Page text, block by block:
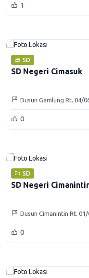
1
SD
SD Negeri Cimasuk
Dusun Gamlung Rt. 04/
Kabupaten Sumedang
0
SD
SD Negeri
Dusun Cimanintin Rt.
Jatinunggal Kabupaten
0